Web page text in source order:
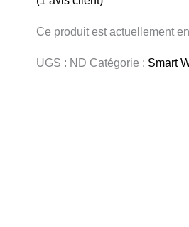
Ce produit est actuellement
UGS : ND Catégorie : Smart